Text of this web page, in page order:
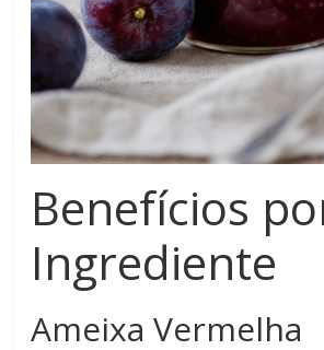
Benefícios
Ingrediente
Ameixa Vermelha